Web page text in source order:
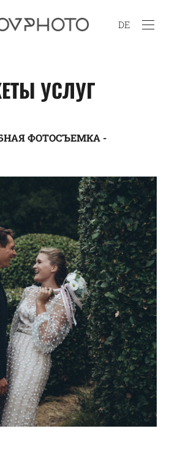
DE
УСЛУГ
ФОТОСЪЕМКА -